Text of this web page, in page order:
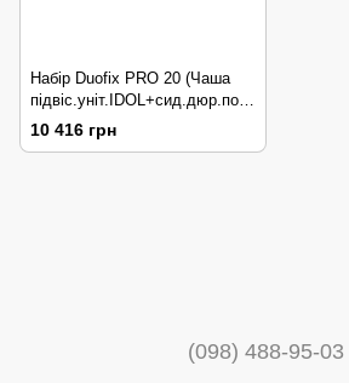
Набір Duofix PRO 20 (Чаша
підвіс.уніт.IDOL+сид.дюр.пов.
пад+інст.с-ма DUOFIX 2в1 +
DELTA01 хром.гл)
10 416 грн
(098) 488-95-03